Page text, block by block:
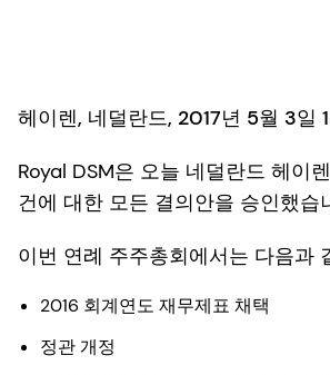
헤이렌, 네덜란드, 2017년 5월 3일
Royal DSM은 오늘 네덜란드 헤이
건에 대한 모든 결의안을 승인했습
이번 연례 주주총회에서는 다음과
2016 회계연도 재무제표 채택
정관 개정